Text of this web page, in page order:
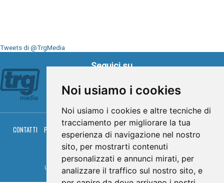
Noi usiamo i cookies
Noi usiamo i cookies e altre tecniche di
tracciamento per migliorare la tua
esperienza di navigazione nel nostro
sito, per mostrarti contenuti
personalizzati e annunci mirati, per
analizzare il traffico sul nostro sito, e
Tweets di @TrgMedia
Seguici su
CONTATTI PRIVACY COOKIES PALINSESTO DIRETTA TV
DIRETTA RADIO
RGM HITRADIO
© TRG Media 2005-2026
Umbria Televisioni s.r.l. - P.I.00496230541 - www.trgmedia.it - Powered by